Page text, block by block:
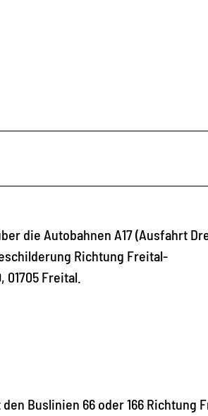
die Autobahnen A17 (Ausfahrt
Richtung Freital-
01705 Freital.
Buslinien 66 oder 166 Richtung